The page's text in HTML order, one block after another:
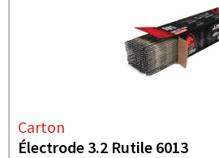
Carton
Électrode 3.2 Rutile 6013